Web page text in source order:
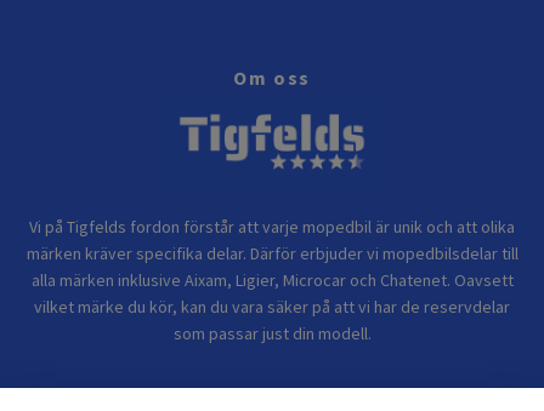
Om oss
Vi på Tigfelds fordon förstår att varje mopedbil är unik och att olika
märken kräver specifika delar. Därför erbjuder vi mopedbilsdelar till
alla märken inklusive Aixam, Ligier, Microcar och Chatenet. Oavsett
vilket märke du kör, kan du vara säker på att vi har de reservdelar
som passar just din modell.